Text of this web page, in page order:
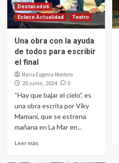
Destacados
Enlace Actualidad
Teatro
Una obra con la ayuda
de todos para escribir
el final
Maria Eugenia Montero
20 junio, 2024 0
“Hay que bajar el cielo”, es
una obra escrita por Viky
Mamaní, que se estrena
mañana en La Mar en...
Leer más